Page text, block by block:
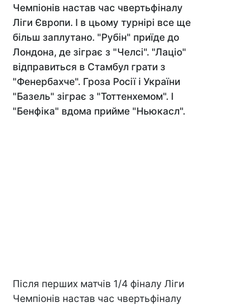
Чемпіонів настав час чвертьфіналу
Ліги Європи. І в цьому турнірі все ще
більш заплутано. "Рубін" приїде до
Лондона, де зіграє з "Челсі". "Лаціо"
відправиться в Стамбул грати з
"Фенербахче". Гроза Росії і України
"Базель" зіграє з "Тоттенхемом". І
"Бенфіка" вдома прийме "Ньюкасл".
Після перших матчів 1/4 фіналу Ліги
Чемпіонів настав час чвертьфіналу